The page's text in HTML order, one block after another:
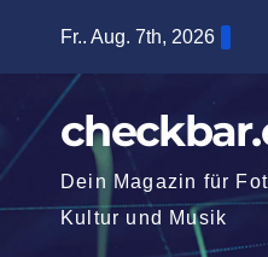
springen
Fr.. Aug. 7th, 2026
Dein Magazin für
Kultur und Musik